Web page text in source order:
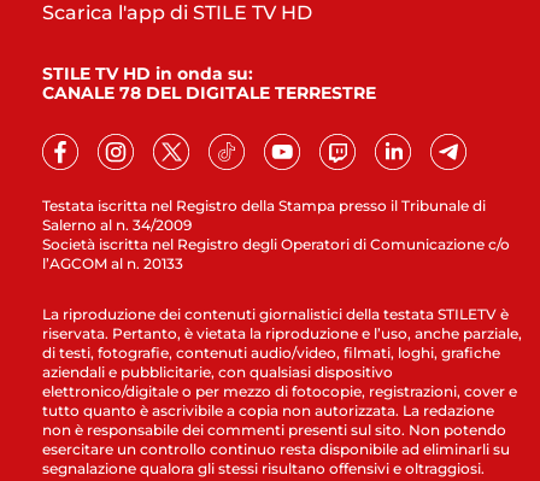
Testata iscritta nel Registro della Stampa presso il Tribunale di
Salerno al n. 34/2009
Società iscritta nel Registro degli Operatori di Comunicazione c/o
l’AGCOM al n. 20133
Scarica l'app di STILE TV HD
STILE TV HD in onda su:
CANALE 78 DEL DIGITALE TERRESTRE
La riproduzione dei contenuti giornalistici della testata STILETV è
riservata. Pertanto, è vietata la riproduzione e l’uso, anche parziale,
di testi, fotografie, contenuti audio/video, filmati, loghi, grafiche
aziendali e pubblicitarie, con qualsiasi dispositivo
elettronico/digitale o per mezzo di fotocopie, registrazioni, cover e
tutto quanto è ascrivibile a copia non autorizzata. La redazione
non è responsabile dei commenti presenti sul sito. Non potendo
esercitare un controllo continuo resta disponibile ad eliminarli su
segnalazione qualora gli stessi risultano offensivi e oltraggiosi.